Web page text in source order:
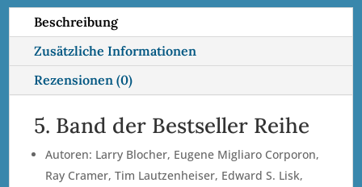
e
:
Beschreibung
Zusätzliche Informationen
Rezensionen (0)
5. Band der Bestseller Reihe
Autoren: Larry Blocher, Eugene Migliaro Corporon,
Ray Cramer, Tim Lautzenheiser, Edward S. Lisk,